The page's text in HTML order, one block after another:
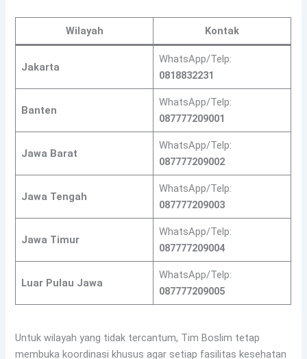
Wilayah Kontak
Jakarta
WhatsApp/Telp:
0818832231
Banten
WhatsApp/Telp:
087777209001
Jawa Barat
WhatsApp/Telp:
087777209002
Jawa Tengah
WhatsApp/Telp:
087777209003
Jawa Timur
WhatsApp/Telp:
087777209004
Luar Pulau Jawa
WhatsApp/Telp:
087777209005
Untuk wilayah yang tidak tercantum, Tim Boslim tetap
membuka koordinasi khusus agar setiap fasilitas kesehatan